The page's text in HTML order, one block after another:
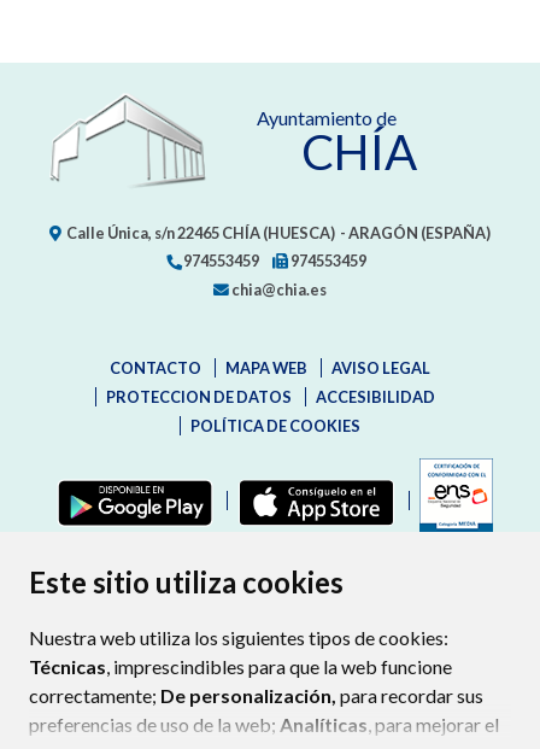
Este sitio utiliza cookies
Nuestra web utiliza los siguientes tipos de cookies:
Técnicas, imprescindibles para que la web funcione
correctamente; De personalización, para recordar sus
preferencias de uso de la web; Analíticas, para mejorar el
Ayuntamiento de
CHÍA
Calle Única, s/n22465CHÍA (HUESCA) - ARAGÓN (ESPAÑA)
974553459
974553459
chia@chia.es
CONTACTO MAPA WEB
AVISO LEGAL
PROTECCION DE DATOS
ACCESIBILIDAD
POLÍTICA DE COOKIES